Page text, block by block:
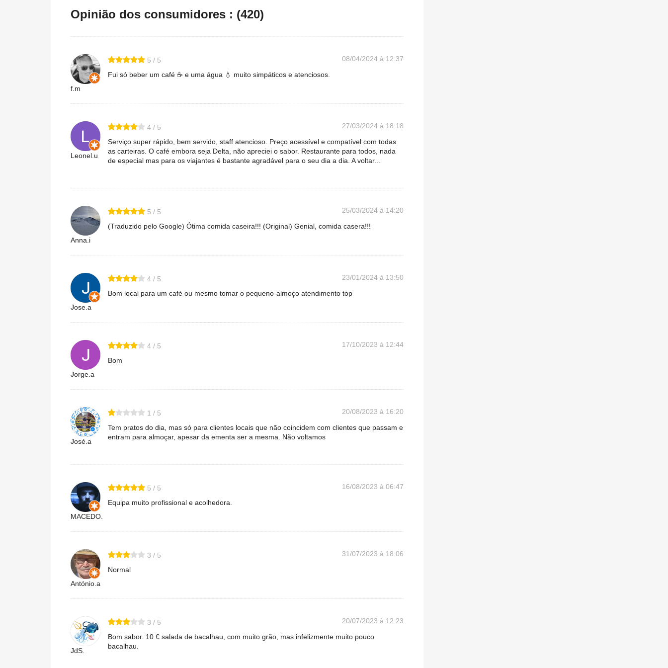
Opinião dos consumidores : (420)
f.m
5 / 5
08/04/2024 à 12:37
Fui só beber um café ☕ e uma água 💧 muito simpáticos e atenciosos.
Leonel.u
4 / 5
27/03/2024 à 18:18
Serviço super rápido, bem servido, staff atencioso. Preço acessível e compatível com todas
as carteiras. O café embora seja Delta, não apreciei o sabor. Restaurante para todos, nada
de especial mas para os viajantes é bastante agradável para o seu dia a dia. A voltar...
Anna.i
5 / 5
25/03/2024 à 14:20
(Traduzido pelo Google) Ótima comida caseira!!! (Original) Genial, comida casera!!!
Jose.a
4 / 5
23/01/2024 à 13:50
Bom local para um café ou mesmo tomar o pequeno-almoço atendimento top
Jorge.a
4 / 5
17/10/2023 à 12:44
Bom
José.a
1 / 5
20/08/2023 à 16:20
Tem pratos do dia, mas só para clientes locais que não coincidem com clientes que passam e
entram para almoçar, apesar da ementa ser a mesma. Não voltamos
MACEDO.
5 / 5
16/08/2023 à 06:47
Equipa muito profissional e acolhedora.
António.a
3 / 5
31/07/2023 à 18:06
Normal
JdS.
3 / 5
20/07/2023 à 12:23
Bom sabor. 10 € salada de bacalhau, com muito grão, mas infelizmente muito pouco
bacalhau.